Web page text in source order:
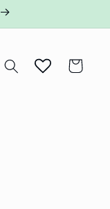
Winkelwagen